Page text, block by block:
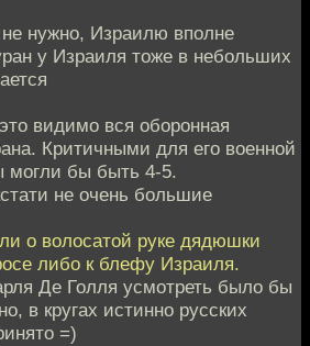
нужно, Израилю вполне
у Израиля тоже в небольших
видимо вся оборонная
Критичными для его военной
могли бы быть 4-5.
не очень большие
о волосатой руке дядюшки
либо к блефу Израиля.
Де Голля усмотреть было бы
в кругах истинно русских
=)